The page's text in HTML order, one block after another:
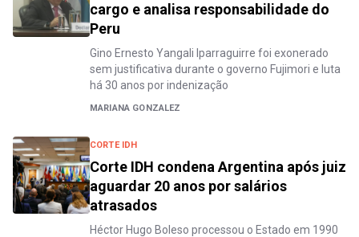
cargo e analisa responsabilidade do
Peru
Gino Ernesto Yangali Iparraguirre foi exonerado
sem justificativa durante o governo Fujimori e luta
há 30 anos por indenização
MARIANA GONZALEZ
CORTE IDH
Corte IDH condena Argentina após juiz
aguardar 20 anos por salários
atrasados
Héctor Hugo Boleso processou o Estado em 1990